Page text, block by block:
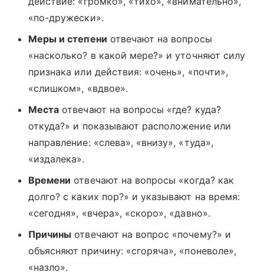
«по-дружески».
Меры и степени отвечают на вопросы
«насколько? в какой мере?» и уточняют силу
признака или действия: «очень», «почти»,
«слишком», «вдвое».
Места отвечают на вопросы «где? куда?
откуда?» и показывают расположение или
направление: «слева», «внизу», «туда»,
«издалека».
Времени отвечают на вопросы «когда? как
долго? с каких пор?» и указывают на время:
«сегодня», «вчера», «скоро», «давно».
Причины отвечают на вопрос «почему?» и
объясняют причину: «сгоряча», «поневоле»,
«назло».